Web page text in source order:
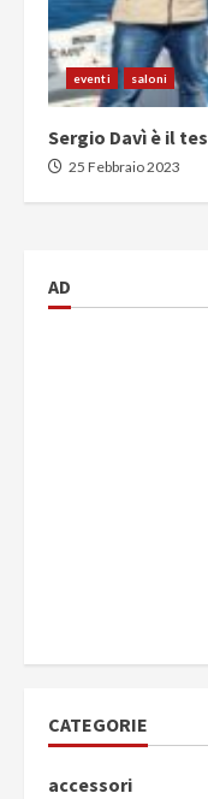
eventi saloni
Sergio Davì è il
25 Febbraio 2023
AD
CATEGORIE
accessori